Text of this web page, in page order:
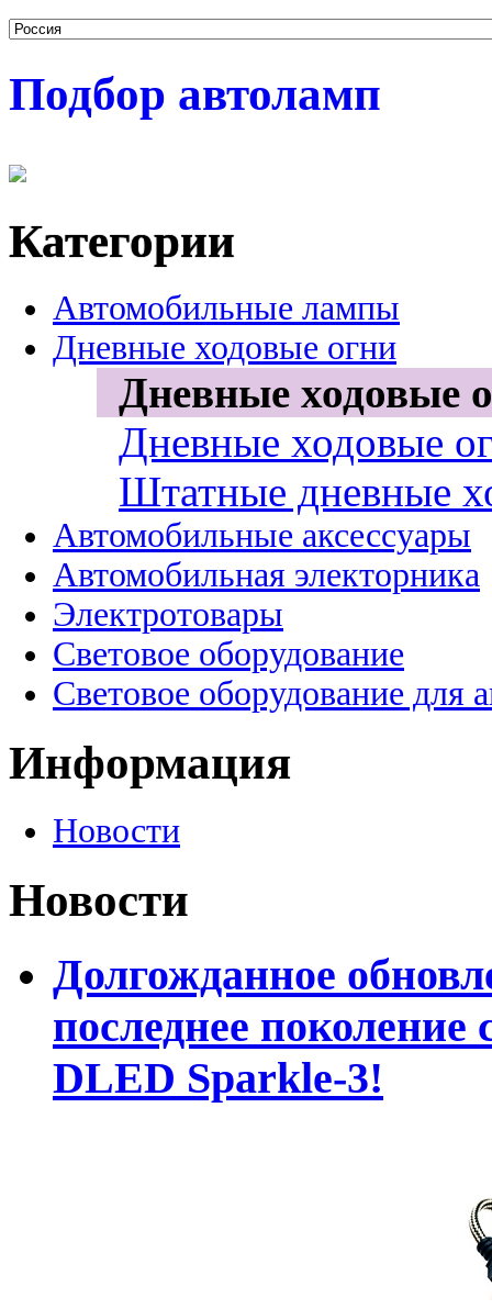
Подбор автоламп
Категории
Автомобильные лампы
Дневные ходовые огни
Дневные ходовые
Дневные ходовые
Штатные дневные
Автомобильные аксессуары
Автомобильная электорника
Электротовары
Световое оборудование
Световое оборудование для
Информация
Новости
Новости
Долгожданное
последнее
DLED Sparkle-3!